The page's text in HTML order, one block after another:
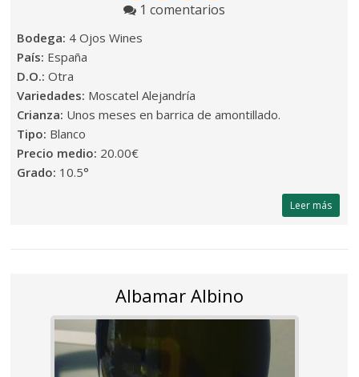
1 comentarios
Bodega: 4 Ojos Wines
País: España
D.O.:Otra
Variedades: Moscatel Alejandría
Crianza: Unos meses en barrica de amontillado.
Tipo: Blanco
Precio medio: 20.00€
Grado: 10.5°
Leer más
Albamar Albino